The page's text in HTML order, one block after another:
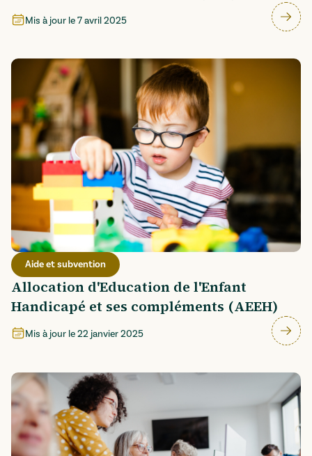
Mis à jour le7 avril 2025
Aide et subvention
Allocation d'Education de l'Enfant
Handicapé et ses compléments (AEEH)
Mis à jour le22 janvier 2025